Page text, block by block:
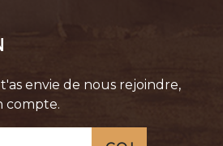
t'as envie de nous rejoindre,
compte.